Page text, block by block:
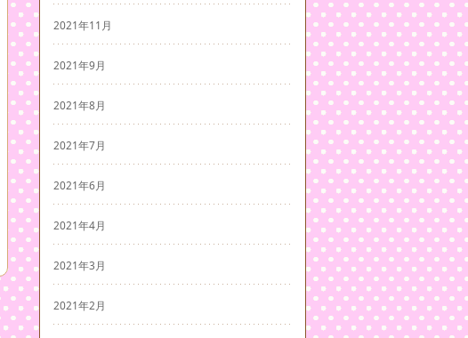
2021年11月
2021年9月
2021年8月
2021年7月
2021年6月
2021年4月
2021年3月
2021年2月